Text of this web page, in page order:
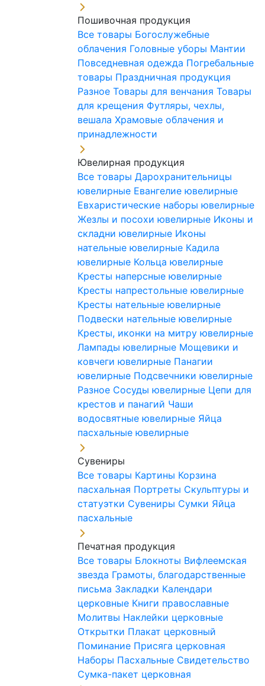
Пошивочная продукция
Все товары Богослужебные
облачения Головные уборы Мантии
Повседневная одежда Погребальные
товары Праздничная продукция
Разное Товары для венчания Товары
для крещения Футляры, чехлы,
вешала Храмовые облачения и
принадлежности
Ювелирная продукция
Все товары Дарохранительницы
ювелирные Евангелие ювелирные
Евхаристические наборы ювелирные
Жезлы и посохи ювелирные Иконы и
складни ювелирные Иконы
нательные ювелирные Кадила
ювелирные Кольца ювелирные
Кресты наперсные ювелирные
Кресты напрестольные ювелирные
Кресты нательные ювелирные
Подвески нательные ювелирные
Кресты, иконки на митру ювелирные
Лампады ювелирные Мощевики и
ковчеги ювелирные Панагии
ювелирные Подсвечники ювелирные
Разное Сосуды ювелирные Цепи для
крестов и панагий Чаши
водосвятные ювелирные Яйца
пасхальные ювелирные
Сувениры
Все товары Картины Корзина
пасхальная Портреты Скульптуры и
статуэтки Сувениры Сумки Яйца
пасхальные
Печатная продукция
Все товары Блокноты Вифлеемская
звезда Грамоты, благодарственные
письма Закладки Календари
церковные Книги православные
Молитвы Наклейки церковные
Открытки Плакат церковный
Поминание Присяга церковная
Наборы Пасхальные Свидетельство
Сумка-пакет церковная